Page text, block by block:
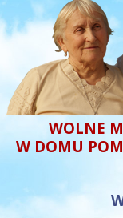
WOLNE
W DOMU